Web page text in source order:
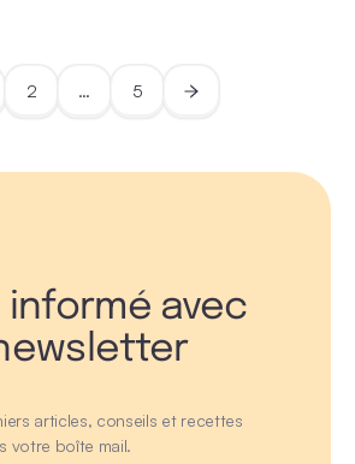
2 … 5
informé avec
articles, conseils et recettes
votre boîte mail.